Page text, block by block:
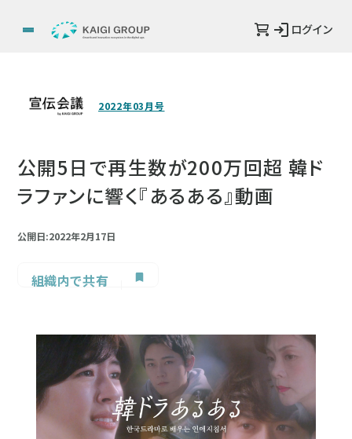
ログイン
2022年03月号
公開5日で再生数が200万回超 韓ド
ラファンに響く『あるある』動画
公開日:2022年2月17日
組織内で共有